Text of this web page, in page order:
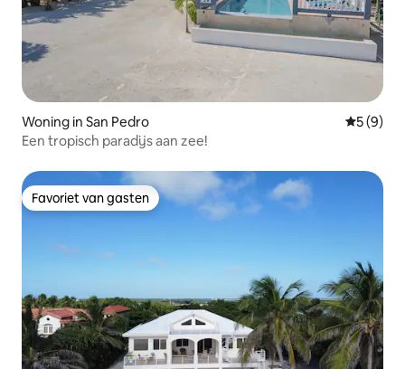
Woning in San Pedro
5 (9)
Een tropisch paradijs aan zee!
Favoriet van gasten
Favoriet van gasten